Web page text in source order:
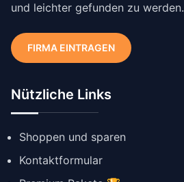
und leichter gefunden zu werden.
FIRMA EINTRAGEN
Nützliche Links
Shoppen und sparen
Kontaktformular